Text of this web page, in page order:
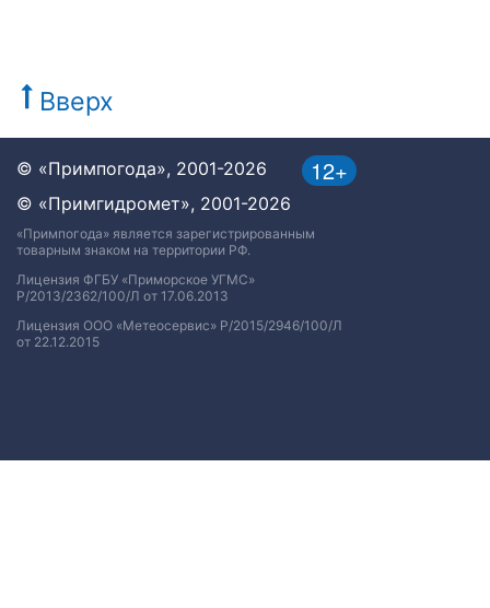
Вверх
12+
© «Примпогода», 2001-2026
© «Примгидромет», 2001-2026
«Примпогода» является зарегистрированным
товарным знаком на территории РФ.
Лицензия ФГБУ «Приморское УГМС»
Р/2013/2362/100/Л от 17.06.2013
Лицензия ООО «Метеосервис» Р/2015/2946/100/Л
от 22.12.2015